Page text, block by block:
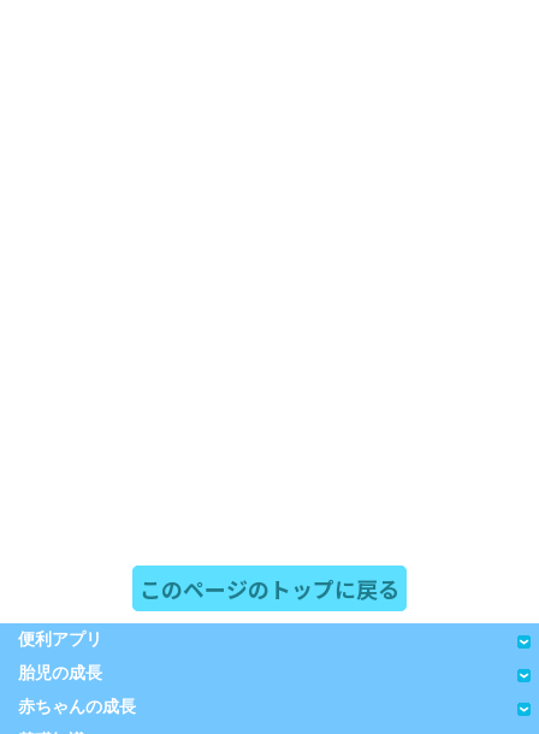
このページのトップに戻る
便利アプリ
胎児の成長
赤ちゃんの成長